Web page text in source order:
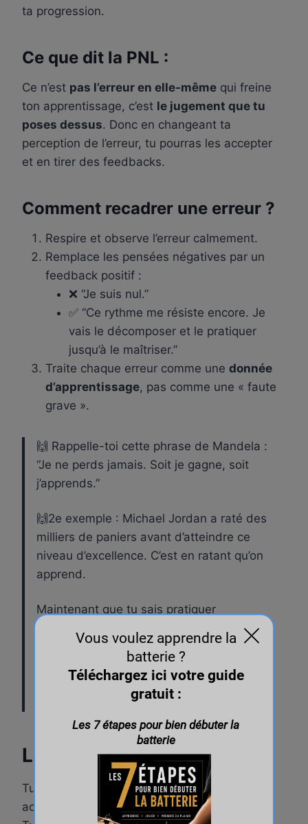
ta progression.
Ce que dit la PNL :
Ce n’est pas l’erreur en elle-même qui freine
ton apprentissage, c’est le jugement que tu
poses dessus. Donc en changeant ta
perception de l’erreur, tu pourras les accepter
et en tirer des feedbacks.
Comment recadrer une erreur ?
Respire et observe l’erreur calmement.
Remplace les pensées négatives par un
feedback positif :
❌ “Je suis nul.”
✅ “Ce rythme me résiste encore. Je
vais le décomposer et le pratiquer
jusqu’à le maîtriser.”
Traite chaque erreur comme une donnée
d’apprentissage, pas comme une « faute
grave ».
🙌 Rappelle-toi cette phrase de Mandela :
“Je ne perds jamais. Soit je gagne, soit
j’apprends.”
🙌2e exemple : Michael Jordan a raté des
milliers de paniers avant d’atteindre ce
niveau d’excellence. C’est en ratant qu’on
apprend.
Maintenant que tu sais pratiquer
mentalement (avec la visaualisation), te
concentrer sur demande et voir tes erreurs
sous un autre angle, tu vas apprendre à
lâcher-prise pour trouver plus de plaisir en
Le lâcher-prise
Tu travailles dur… mais tu te sens crispé ? Tu
accélères ? Tu es tendu quand tu pratiques ?